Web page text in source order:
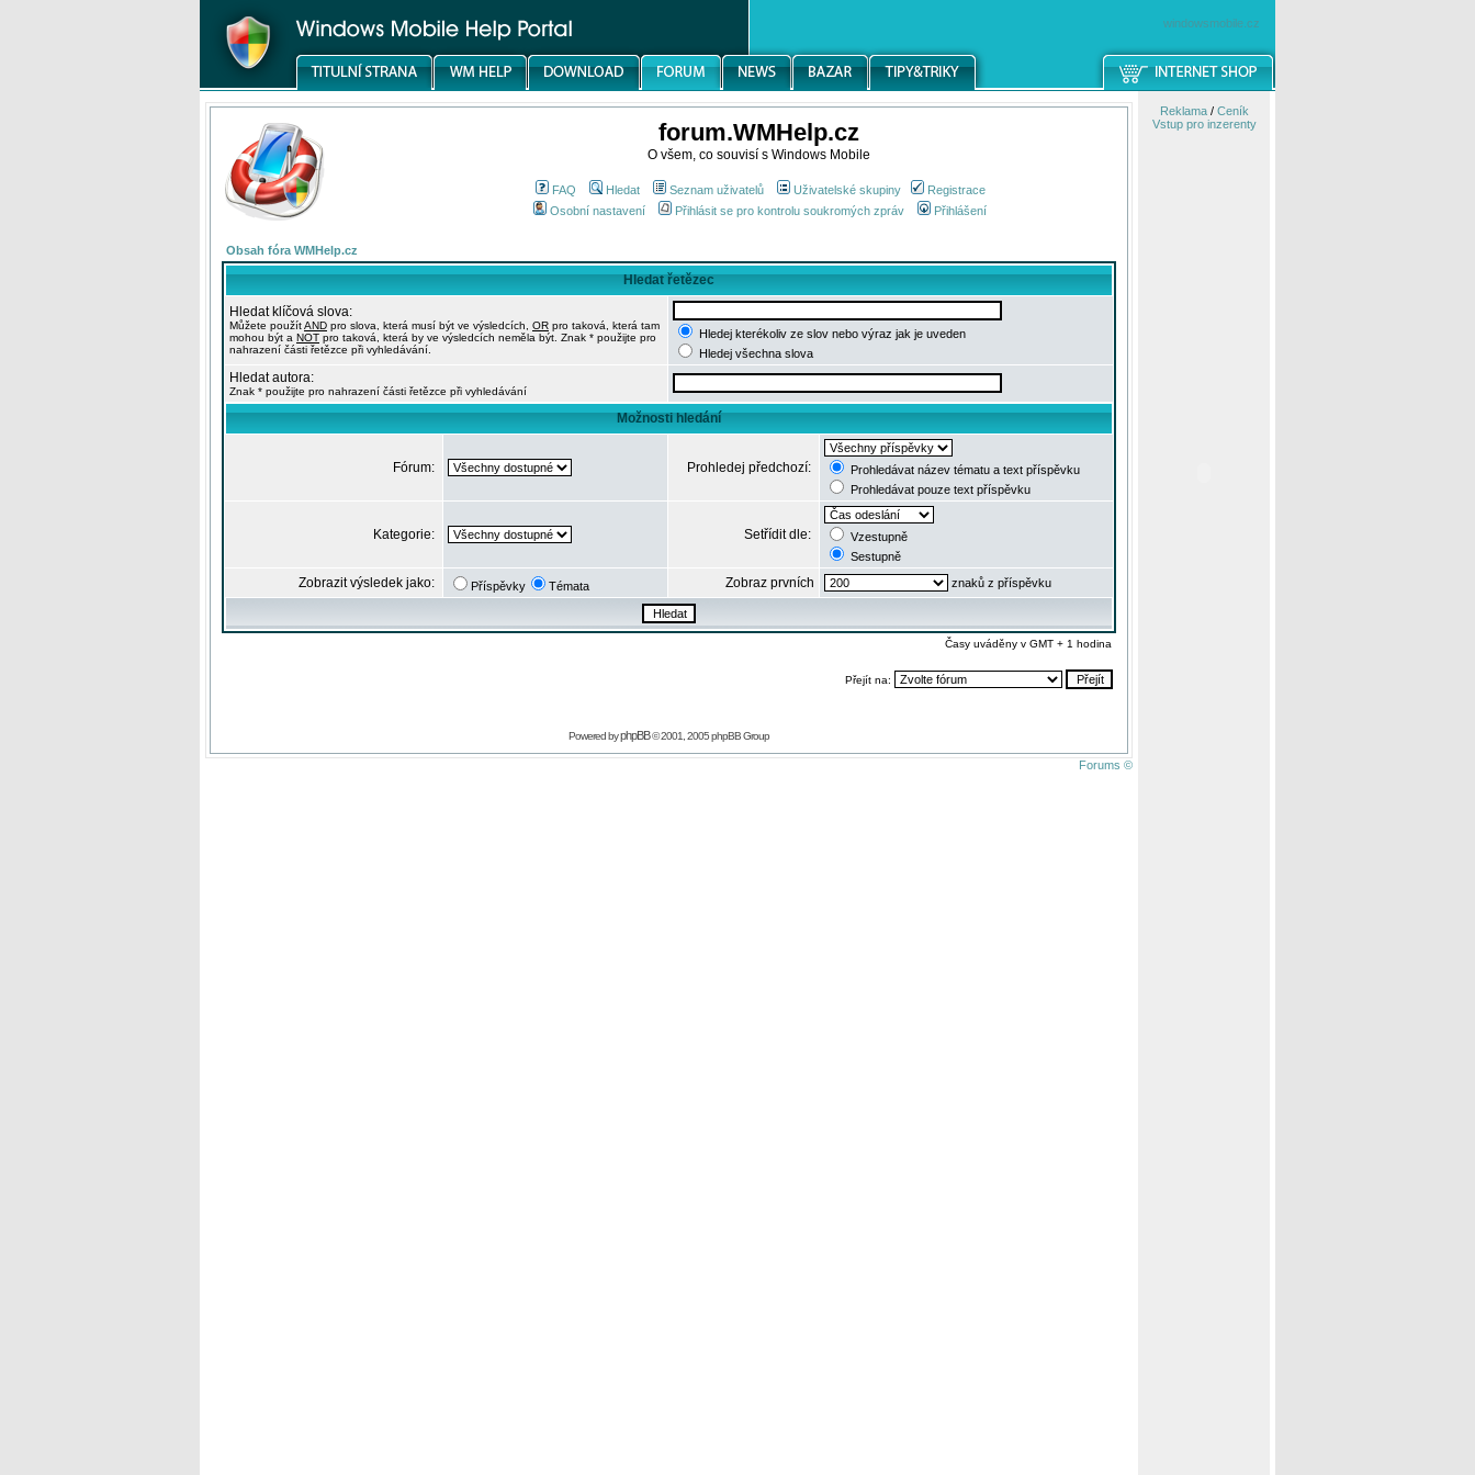
windowsmobile.cz
forum.WMHelp.cz
O všem, co souvisí s Windows Mobile
FAQ Hledat Seznam uživatelů Uživatelské skupiny
Registrace
Osobní nastavení
Přihlásit se pro kontrolu soukromých zpráv Přihlášení
Obsah fóra WMHelp.cz
Hledat řetězec
Hledat klíčová slova:
Můžete použítAND pro slova, která musí být ve výsledcích, OR pro taková, která tam
mohou být a NOT pro taková, která by ve výsledcích neměla být. Znak * použijte pro
nahrazení části řetězce při vyhledávání.
Hledej kterékoliv ze slov nebo výraz jak je uveden
Hledej všechna slova
Hledat autora:
Znak * použijte pro nahrazení části řetězce při vyhledávání
Možnosti hledání
Fórum: Prohledej předchozí:
Prohledávat název tématu a text příspěvku
Prohledávat pouze text příspěvku
Kategorie: Setřídit dle:
Vzestupně
Sestupně
Zobrazit výsledek jako: Příspěvky Témata Zobraz prvních znaků z příspěvku
Časy uváděny v GMT + 1 hodina
Přejít na:
Powered byphpBB© 2001, 2005 phpBB Group
Forums ©
Reklama/ Ceník
Vstup pro inzerenty